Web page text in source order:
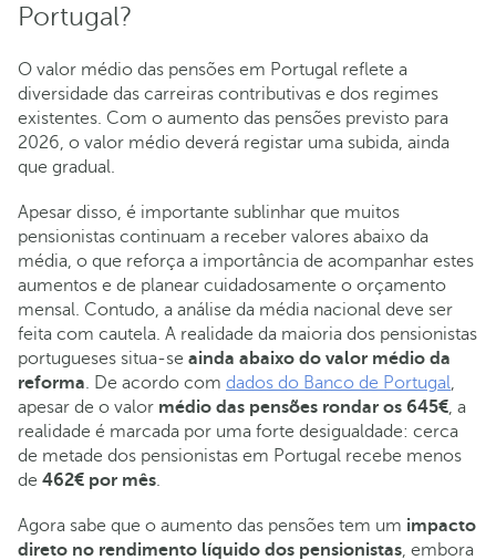
Portugal?
O valor médio das pensões em Portugal reflete a
diversidade das carreiras contributivas e dos regimes
existentes. Com o aumento das pensões previsto para
2026, o valor médio deverá registar uma subida, ainda
que gradual.
Apesar disso, é importante sublinhar que muitos
pensionistas continuam a receber valores abaixo da
média, o que reforça a importância de acompanhar estes
aumentos e de planear cuidadosamente o orçamento
mensal. Contudo, a análise da média nacional deve ser
feita com cautela. A realidade da maioria dos pensionistas
portugueses situa-se ainda abaixo do valor médio da
reforma. De acordo com dados do Banco de Portugal,
apesar de o valor médio das pensões rondar os 645€, a
realidade é marcada por uma forte desigualdade: cerca
de metade dos pensionistas em Portugal recebe menos
de 462€ por mês.
Agora sabe que o aumento das pensões tem um impacto
direto no rendimento líquido dos pensionistas, embora